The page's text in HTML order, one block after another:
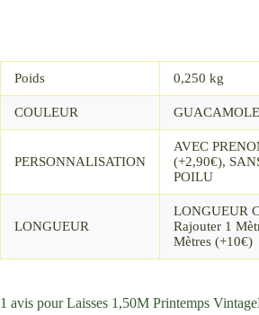
Poids 0,250 kg
COULEUR
PERSONNALISATION
AVEC
(+2,90€),
POILU
LONGUEUR
LONGUEUR
Rajouter 1
Mètres (+10€)
1 avis pourLaisses 1,50M Printemps